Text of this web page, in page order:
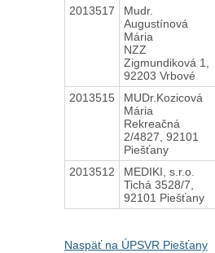
2013517
Mudr.
Augustínová
Mária
NZZ
Zigmundiková 1,
92203 Vrbové
2013515
MUDr.Kozicová
Mária
Rekreačná
2/4827, 92101
Piešťany
2013512
MEDIKI, s.r.o.
Tichá 3528/7,
92101 Piešťany
Naspäť na ÚPSVR Piešťany